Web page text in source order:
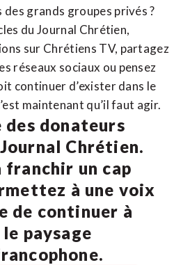
grands groupes privés ?
du Journal Chrétien,
sur Chrétiens TV, partagez
réseaux sociaux ou pensez
continuer d’exister dans le
maintenant qu’il faut agir.
donateurs
Chrétien.
franchir un cap
à une voix
de continuer à
paysage